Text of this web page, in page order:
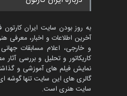
دوغان، ترکیه،…
مسابقۀ
کاریکاتور
مهلت 3 ماه دیگر
به روز بودن سایت ایران کارتون
آخرین اطلاعات و اخبار، معرفی
و خارجی، اعلام مسابقات
کاریکاتور و تحلیل و بررسی آثار
نمایش فیلم های آموزشی و
گالری های این سایت تنها گوشه
سایت هنری است.